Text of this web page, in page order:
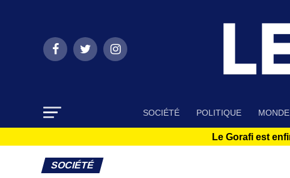
SOCIÉTÉ POLITIQUE
Le Gorafi est
SOCIÉTÉ